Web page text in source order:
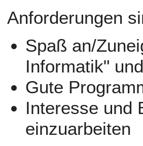
Anforderungen
Spaß an/
Informatik"
Gute
Interesse und
einzuarbeiten